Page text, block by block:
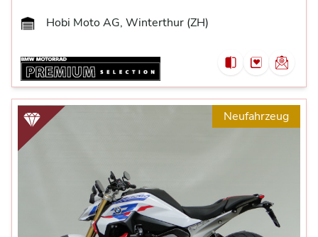
Hobi Moto AG, Winterthur (ZH)
Neufahrzeug